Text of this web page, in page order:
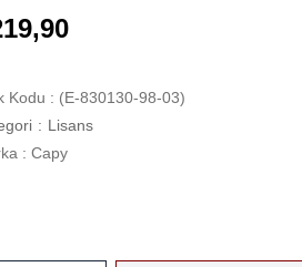
Kodu
(E-830130-98-03)
: Lisans
: Capy